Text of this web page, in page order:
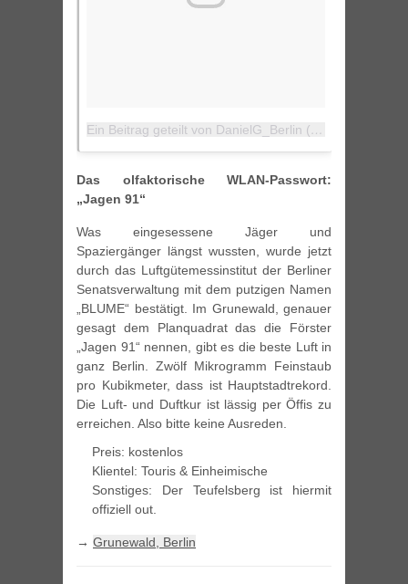
Das olfaktorische WLAN-Passwort:
„Jagen 91“
Was eingesessene Jäger und
Spaziergänger längst wussten, wurde jetzt
durch das Luftgütemessinstitut der Berliner
Senatsverwaltung mit dem putzigen Namen
„BLUME“ bestätigt. Im Grunewald, genauer
gesagt dem Planquadrat das die Förster
„Jagen 91“ nennen, gibt es die beste Luft in
ganz Berlin. Zwölf Mikrogramm Feinstaub
pro Kubikmeter, dass ist Hauptstadtrekord.
Die Luft- und Duftkur ist lässig per Öffis zu
erreichen. Also bitte keine Ausreden.
Preis: kostenlos
Klientel: Touris & Einheimische
Sonstiges: Der Teufelsberg ist hiermit
offiziell out.
→ Grunewald, Berlin